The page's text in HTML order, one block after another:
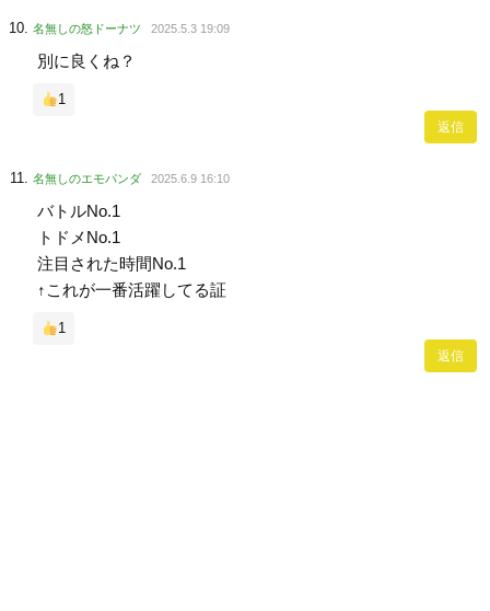
名無しの怒ドーナツ 2025.5.3 19:09
別に良くね？
1
返信
名無しのエモパンダ 2025.6.9 16:10
バトルNo.1
トドメNo.1
注目された時間No.1
↑これが一番活躍してる証
1
返信